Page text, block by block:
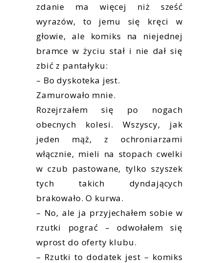
zdanie ma więcej niż sześć
wyrazów, to jemu się kręci w
głowie, ale komiks na niejednej
bramce w życiu stał i nie dał się
zbić z pantałyku:
– Bo dyskoteka jest.
Zamurowało mnie.
Rozejrzałem się po nogach
obecnych kolesi. Wszyscy, jak
jeden mąż, z ochroniarzami
włącznie, mieli na stopach cwelki
w czub pastowane, tylko szyszek
tych takich dyndających
brakowało. O kurwa.
– No, ale ja przyjechałem sobie w
rzutki pograć – odwołałem się
wprost do oferty klubu.
– Rzutki to dodatek jest – komiks